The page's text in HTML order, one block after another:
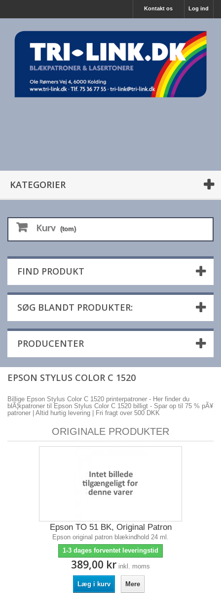
Log ind
Kontakt os
KATEGORIER
Kurv (tom)
FIND PRODUKT
SØG BLANDT PRODUKTER:
PRODUCENTER
EPSON STYLUS COLOR C 1520
Billige Epson Stylus Color C 1520 printerpatroner - Her finder du
blÃ¦kpatroner til Epson Stylus Color C 1520 billigt - Spar op til 75 % pÃ¥
patroner | Altid hurtig levering | Fri fragt over 500 DKK
ORIGINALE PRODUKTER
Epson TO 51 BK, Original Patron
Epson original patron blækindhold 24 ml.
1-3 dages forventet leveringstid
389,00 kr inkl. moms
Læg i kurv Mere